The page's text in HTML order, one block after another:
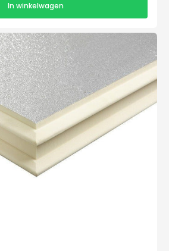
In winkelwagen